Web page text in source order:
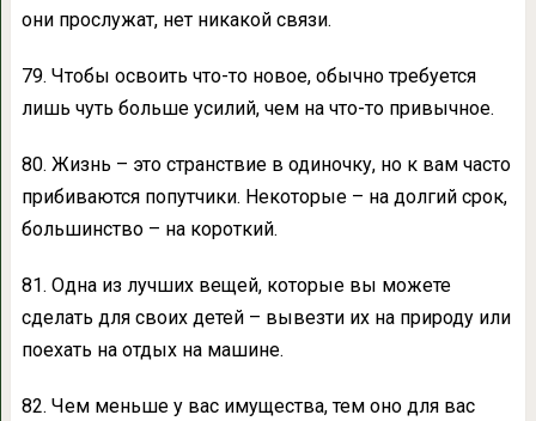
они прослужат, нет никакой связи.
79. Чтобы освоить что-то новое, обычно требуется
лишь чуть больше усилий, чем на что-то привычное.
80. Жизнь – это странствие в одиночку, но к вам часто
прибиваются попутчики. Некоторые – на долгий срок,
большинство – на короткий.
81. Одна из лучших вещей, которые вы можете
сделать для своих детей – вывезти их на природу или
поехать на отдых на машине.
82. Чем меньше у вас имущества, тем оно для вас